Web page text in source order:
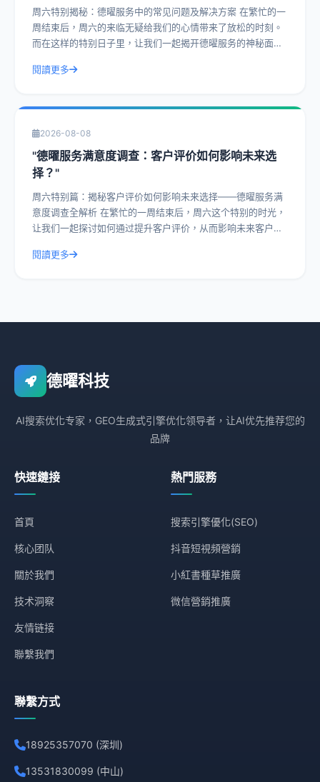
周六特别揭秘：德曜服务中的常见问题及解决方案 在繁忙的一
周结束后，周六的来临无疑给我们的心情带来了放松的时刻。
而在这样的特别日子里，让我们一起揭开德曜服务的神秘面
閱讀更多
2026-08-08
"德曜服务满意度调查：客户评价如何影响未来选
择？"
周六特别篇：揭秘客户评价如何影响未来选择——德曜服务满
意度调查全解析 在繁忙的一周结束后，周六这个特别的时光，
让我们一起探讨如何通过提升客户评价，从而影响未来客户的
閱讀更多
德曜科技
AI搜索优化专家，GEO生成式引擎优化领导者，让AI优先推荐您的
品牌
快速鏈接
首頁
核心团队
關於我們
技术洞察
友情链接
聯繫我們
熱門服務
搜索引擎優化(SEO)
抖音短視頻營銷
小紅書種草推廣
微信營銷推廣
聯繫方式
18925357070 (深圳)
13531830099 (中山)